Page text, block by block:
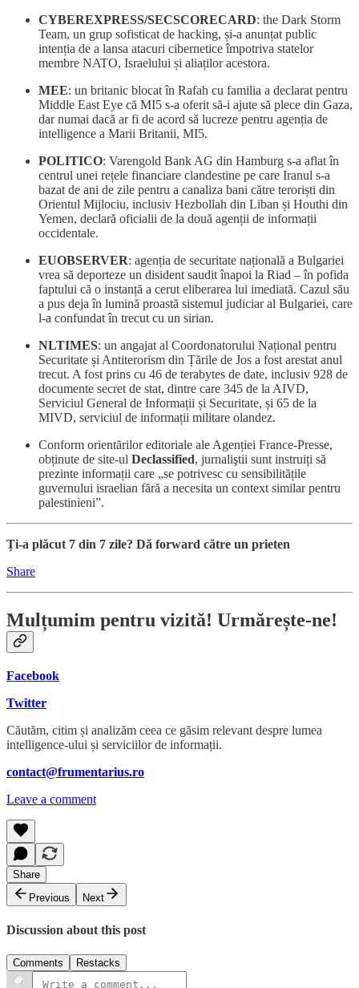
CYBEREXPRESS/SECSCORECARD: the Dark Storm
Team, un grup sofisticat de hacking, și-a anunțat public
intenția de a lansa atacuri cibernetice împotriva statelor
membre NATO, Israelului și aliaților acestora.
MEE: un britanic blocat în Rafah cu familia a declarat pentru
Middle East Eye că MI5 s-a oferit să-i ajute să plece din Gaza,
dar numai dacă ar fi de acord să lucreze pentru agenția de
intelligence a Marii Britanii, MI5.
POLITICO: Varengold Bank AG din Hamburg s-a aflat în
centrul unei rețele financiare clandestine pe care Iranul s-a
bazat de ani de zile pentru a canaliza bani către teroriști din
Orientul Mijlociu, inclusiv Hezbollah din Liban și Houthi din
Yemen, declară oficialii de la două agenții de informații
occidentale.
EUOBSERVER: agenția de securitate națională a Bulgariei
vrea să deporteze un disident saudit înapoi la Riad – în pofida
faptului că o instanță a cerut eliberarea lui imediată. Cazul său
a pus deja în lumină proastă sistemul judiciar al Bulgariei, care
l-a confundat în trecut cu un sirian.
NLTIMES: un angajat al Coordonatorului Național pentru
Securitate și Antiterorism din Țările de Jos a fost arestat anul
trecut. A fost prins cu 46 de terabytes de date, inclusiv 928 de
documente secret de stat, dintre care 345 de la AIVD,
Serviciul General de Informații și Securitate, și 65 de la
MIVD, serviciul de informații militare olandez.
Conform orientărilor editoriale ale Agenției France-Presse,
obținute de site-ul Declassified, jurnaliştii sunt instruiți să
prezinte informații care „se potrivesc cu sensibilitățile
guvernului israelian fără a necesita un context similar pentru
palestinieni”.
Ți-a plăcut 7 din 7 zile? Dă forward către un prieten
Share
Mulțumim pentru vizită! Urmărește-ne!
Facebook
Twitter
Căutăm, citim și analizăm ceea ce găsim relevant despre lumea
intelligence-ului și serviciilor de informații.
contact@frumentarius.ro
Leave a comment
Share
Previous
Next
Discussion about this post
Comments Restacks